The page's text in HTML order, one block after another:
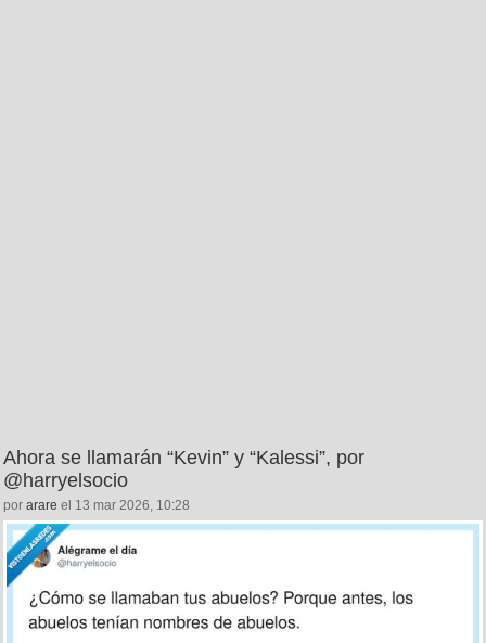
Ahora se llamarán “Kevin” y “Kalessi”, por
@harryelsocio
por arare el 13 mar 2026, 10:28